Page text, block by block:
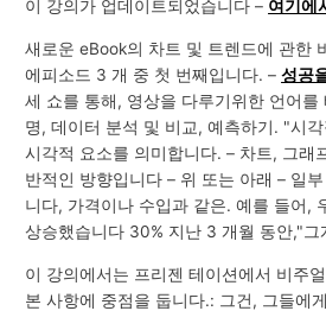
이 강의가 업데이트되었습니다 – 여기에
새로운 eBook의 차트 및 트렌드에 관한
에피소드 3 개 중 첫 번째입니다. –성공
세 쇼를 통해, 영상을 다루기위한 언어를
명, 데이터 분석 및 비교, 예측하기. "시
시각적 요소를 의미합니다. – 차트, 그래
반적인 방향입니다 – 위 또는 아래 – 일
니다, 가격이나 수입과 같은. 예를 들어,
상승했습니다 30% 지난 3 개월 동안,"그
이 강의에서는 프리젠 테이션에서 비주
본 사항에 중점을 둡니다.: 그건, 그들에